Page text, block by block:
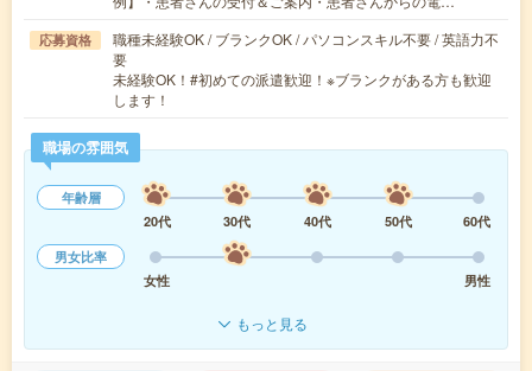
応募資格
職種未経験OK / ブランクOK / パソコンスキル不要 / 英語力不
要
未経験OK！#初めての派遣歓迎！※ブランクがある方も歓迎
します！
職場の雰囲気
年齢層
20代
30代 40代 50代
60代
男女比率
女性
男性
もっと見る